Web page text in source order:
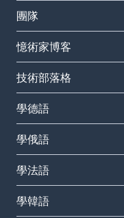
團隊
憶術家博客
技術部落格
學德語
學俄語
學法語
學韓語